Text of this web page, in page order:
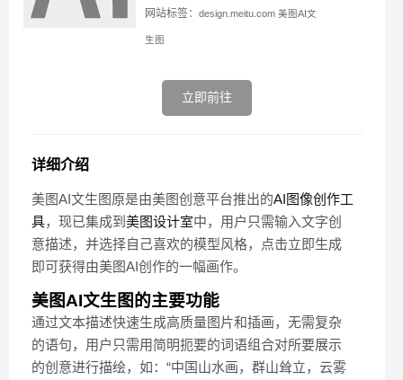
网站标签：design.meitu.com 美图AI文
生图
立即前往
详细介绍
美图AI文生图原是由美图创意平台推出的AI图像创作工
具，现已集成到 美图设计室中，用户只需输入文字创
意描述，并选择自己喜欢的模型风格，点击立即生成
即可获得由美图AI创作的一幅画作。
美图AI文生图的主要功能
通过文本描述快速生成高质量图片和插画，无需复杂
的语句，用户只需用简明扼要的词语组合对所要展示
的创意进行描绘，如：“中国山水画，群山耸立，云雾